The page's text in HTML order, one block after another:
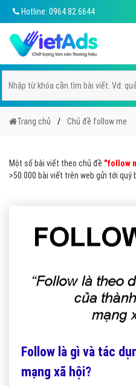
Hotline: 0964 82 6644
Trang chủ Chủ đề follow me
Một số bài viết theo chủ đề "follow
>50.000 bài viết trên web gửi tới quý
Follow là gì và tác
mạng xã hội?